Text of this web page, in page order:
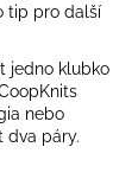
tip pro další
jedno klubko
nebo
dva páry.